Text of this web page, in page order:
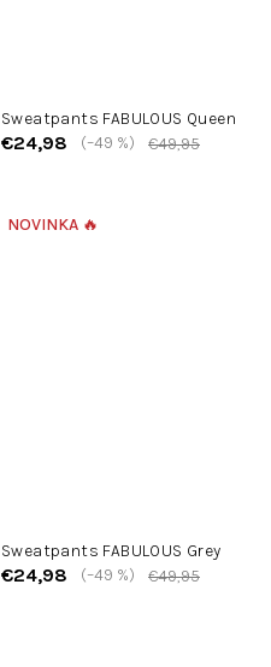
Sweatpants FABULOUS Queen
€24,98 €49,95
(–49 %)
NOVINKA 🔥
Sweatpants FABULOUS Grey
€24,98 €49,95
(–49 %)